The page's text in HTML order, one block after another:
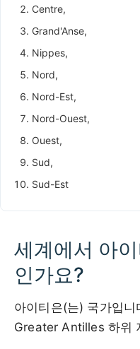
Centre,
Grand'Anse,
Nippes,
Nord,
Nord-Est,
Nord-Ouest,
Ouest,
Sud,
Sud-Est
세계에서 아
인가요?
아이티은(는) 국가입
Greater Antilles 하위